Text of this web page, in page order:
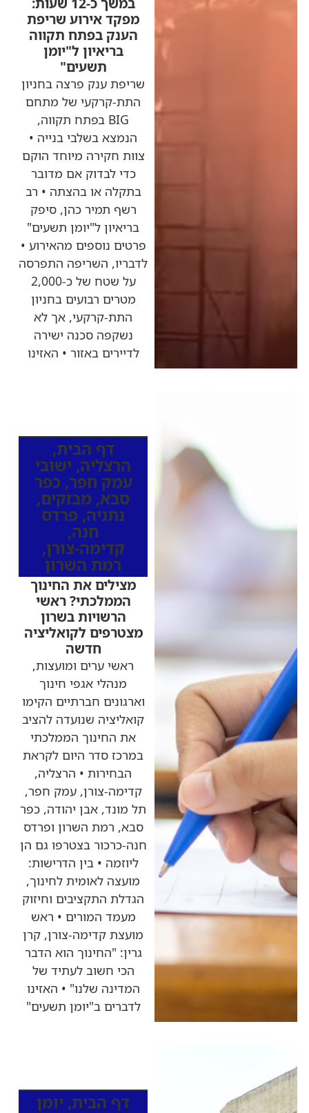
מפקד אירוע שריפת
הענק בפתח תקווה
בריאיון ל"יומן
תשעים"
שריפת ענק פרצה בחניון
התת-קרקעי של מתחם
BIG בפתח תקווה,
הנמצא בשלבי בנייה •
צוות חקירה מיוחד הוקם
כדי לבדוק אם מדובר
בתקלה או בהצתה • רב
רשף תמיר כהן, סיפק
בריאיון ל"יומן תשעים"
פרטים נוספים מהאירוע •
לדבריו, השריפה התפרסה
על שטח של כ-2,000
מטרים רבועים בחניון
התת-קרקעי, אך לא
נשקפה סכנה ישירה
לדיירים באזור • האזינו
דף הבית,
הרצליה, ישובי
עמק חפר, כפר
סבא, מבזקים,
נתניה, פרדס
חנה,
קדימה-צורן,
רמת השרון
מצילים את החינוך
הממלכתי? ראשי
הרשויות בשרון
מצטרפים לקואליציה
חדשה
ראשי ערים ומועצות,
מנהלי אגפי חינוך
וארגונים חברתיים הקימו
קואליציה שנועדה להציב
את החינוך הממלכתי
במרכז סדר היום לקראת
הבחירות • הרצליה,
קדימה-צורן, עמק חפר,
תל מונד, אבן יהודה, כפר
סבא, רמת השרון ופרדס
חנה-כרכור בצטרפו גם הן
ליוזמה • בין הדרישות:
מועצה לאומית לחינוך,
הגדלת התקציבים וחיזוק
מעמד המורים • ראש
מועצת קדימה-צורן, קרן
גרין: "החינוך הוא הדבר
הכי חשוב לעתיד של
המדינה שלנו" • האזינו
לדברים ב"יומן תשעים"
דף הבית, יומן